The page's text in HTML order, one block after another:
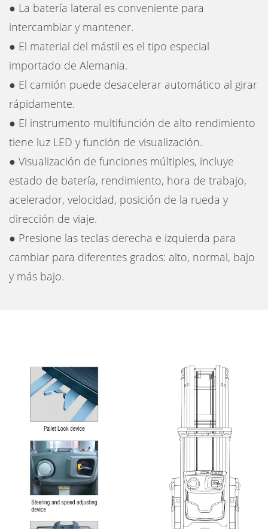
● La batería lateral es conveniente para
intercambiar y mantener.
● El material del mástil es el tipo especial
importado de Alemania.
● El camión puede desacelerar automático al girar
rápidamente.
● El instrumento multifunción de alto rendimiento
tiene luz LED y función de visualización.
● Visualización de funciones múltiples, incluye
estado de batería, rendimiento, hora de trabajo,
acelerador, velocidad, posición de la rueda y
dirección de viaje.
● Presione las teclas derecha e izquierda para
cambiar para diferentes grados: alto, normal, bajo
y más bajo.